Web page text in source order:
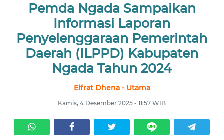
Pemda Ngada Sampaikan
Informasi Laporan
Penyelenggaraan Pemerintah
Daerah (ILPPD) Kabupaten
Ngada Tahun 2024
Elfrat Dhena - Utama
Kamis, 4 Desember 2025 - 11:57 WIB
UTAMA
NUSANTARA
LABUAN